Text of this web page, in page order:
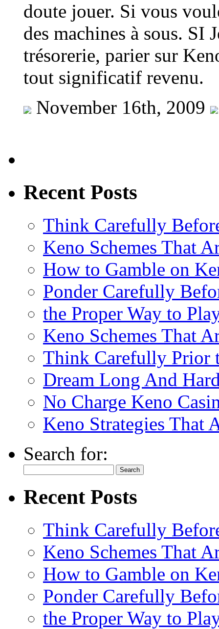
doute jouer. Si vous
des machines à sous. SI
trésorerie, parier sur
tout significatif revenu.
November 16th, 2009
Recent Posts
Think Carefully
Keno Schemes That
How to Gamble on
Ponder Carefully
the Proper Way to
Keno Schemes That
Think Carefully Prior
Dream Long And
No Charge Keno
Keno Strategies That
Search for:
Recent Posts
Think Carefully
Keno Schemes That
How to Gamble on
Ponder Carefully
the Proper Way to